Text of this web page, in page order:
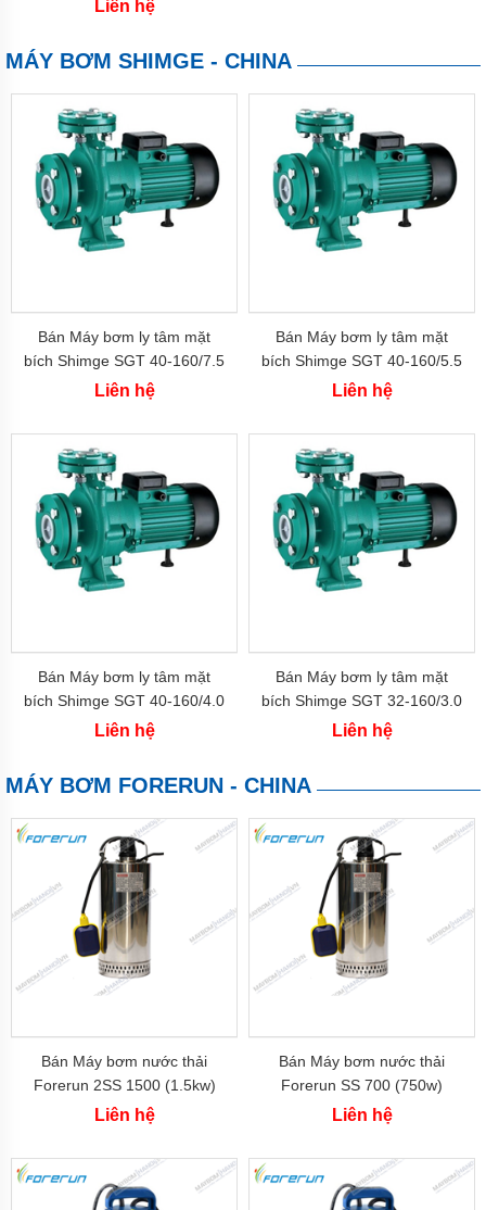
Bơm
giếng
Phụ
kiện
máy
bơm
nước
rửa
đình
bơm
cứu
hỏa
Bơm
định
lượng
NIKISO
tức
hệ
Liên hệ
MÁY BƠM SHIMGE - CHINA
Bán Máy bơm ly tâm mặt
bích Shimge SGT 40-160/7.5
(7.5kw-10hp)
Liên hệ
Bán Máy bơm ly tâm mặt
bích Shimge SGT 40-160/5.5
(5.5kw-7.5hp)
Liên hệ
Bán Máy bơm ly tâm mặt
bích Shimge SGT 40-160/4.0
(4kw-5hp)
Liên hệ
Bán Máy bơm ly tâm mặt
bích Shimge SGT 32-160/3.0
(3kw-4hp)
Liên hệ
MÁY BƠM FORERUN - CHINA
Bán Máy bơm nước thải
Forerun 2SS 1500 (1.5kw)
Liên hệ
Bán Máy bơm nước thải
Forerun SS 700 (750w)
Liên hệ